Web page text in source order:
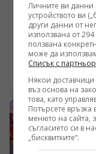
„Шестте
/Поглед.инфо/
Централния
беше
съвестното
мрежи“. Под
мащабна
водната мрежа,
изчислителната
ново поколение,
07.08.2026 21:30
Личните ви
устройството ви
други данни от
използвана от
ползвана
може да
Списък с
Някои
въз основа на
това, като
Потърсете връзка
менюто на сайта,
съгласието си в
„бисквитките“.